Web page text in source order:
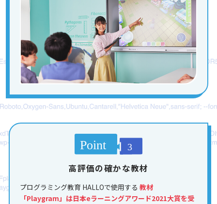
高評価の確かな教材
プログラミング教育 HALLOで使用する 教材
「Playgram」は日本eラーニングアワード2021大賞を受